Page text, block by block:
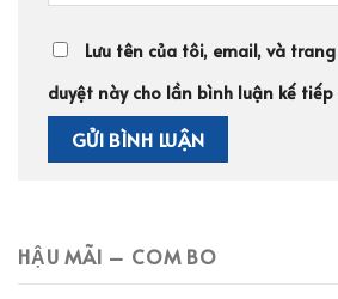
Lưu tên của tôi, email, và
duyệt này cho lần bình luận kế
HẬU MÃI – COM BO